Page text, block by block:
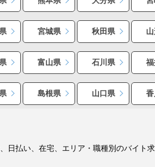
宮城県 秋田県
富山県 石川県
島根県 山口県
払い、在宅、エリア・職種別のバイト